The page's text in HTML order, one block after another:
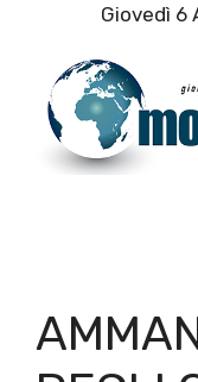
contenuto
Giovedì 6